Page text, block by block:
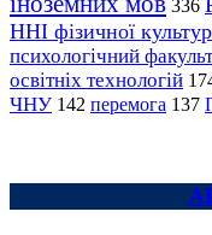
336
ННІ фізичної
психологічний
освітніх технологій
ЧНУ 142 перемога 137